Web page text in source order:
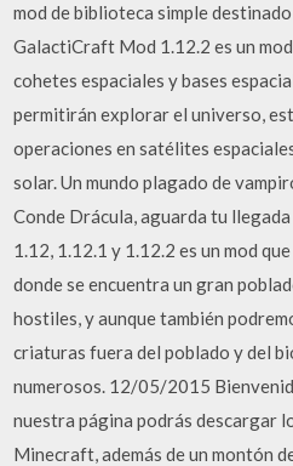
mod de biblioteca simple
GalactiCraft Mod 1.12.2 es un
cohetes espaciales y bases
permitirán explorar el universo,
operaciones en satélites
solar. Un mundo plagado de
Conde Drácula, aguarda tu
1.12, 1.12.1 y 1.12.2 es un mod
donde se encuentra un gran
hostiles, y aunque también
criaturas fuera del poblado y del
numerosos. 12/05/2015
nuestra página podrás descargar
Minecraft, además de un montón